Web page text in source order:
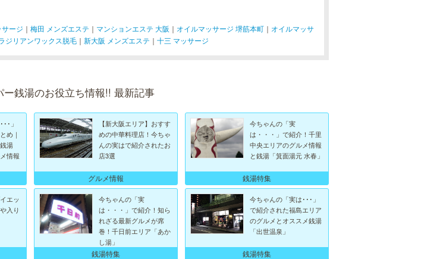
ージ ｜ 梅田 メンズエステ ｜ マンションエステ 大阪 ｜ オイルマッサージ 堺筋本町 ｜ オイルマッサ
ジリアンワックス脱毛 ｜ 新大阪 メンズエステ ｜ 十三 マッサージ
ー銭湯のお役立ち情報!! 最新記事
･」
め｜
湯
情報
【新大阪エリア】おすす
めの中華料理店！今ちゃ
んの実はで紹介されたお
店3選
グルメ情報
今ちゃんの「実
は・・・」で紹介！千里
中央エリアのグルメ情報
と銭湯「箕面湯元 水春」
銭湯特集
エッ
入り
今ちゃんの「実
は・・・」で紹介！知ら
れざる最新グルメが席
巻！千日前エリア「あか
し湯」
銭湯特集
今ちゃんの「実は･･･」
で紹介された福島エリア
のグルメとオススメ銭湯
「出世温泉」
銭湯特集